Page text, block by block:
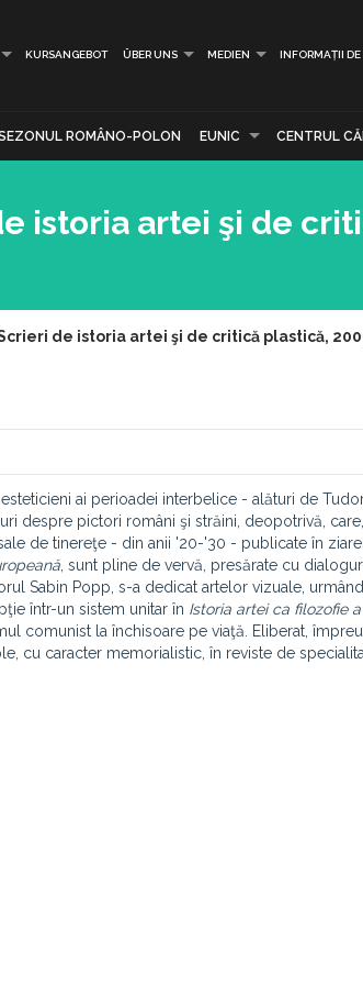
KURSANGEBOT ÜBER UNS MEDIEN INFORMAȚII DE
ROMÂNO-POLON EUNIC CENTRUL
istoria artei şi de
de istoria artei şi de critică plastică,
ai perioadei interbelice - alături de Tudor
despre pictori români şi străini, deopotrivă,
de tinereţe - din anii '20-'30 - publicate în
, sunt pline de vervă, presărate cu
Sabin Popp, s-a dedicat artelor vizuale,
într-un sistem unitar în Istoria artei ca filozofie
comunist la închisoare pe viaţă. Eliberat,
cu caracter memorialistic, în reviste de